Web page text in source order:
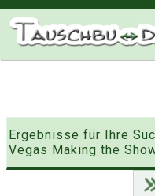
Ergebnisse für Ihre
Vegas Making the